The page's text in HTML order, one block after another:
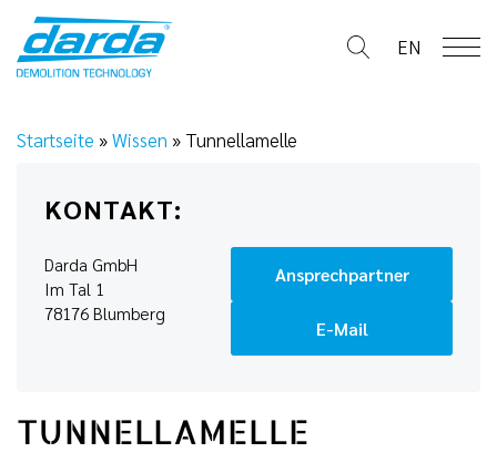
content
EN
Startseite »Wissen » Tunnellamelle
KONTAKT:
Darda GmbH
Im Tal 1
78176 Blumberg
Ansprechpartner
E-Mail
TUNNELLAMELLE